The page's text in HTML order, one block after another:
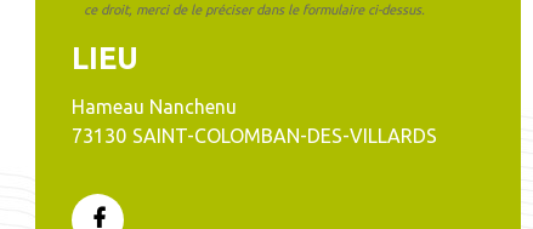
ce droit, merci de le préciser dans le formulaire ci-dessus.
LIEU
Hameau Nanchenu
73130 SAINT-COLOMBAN-DES-VILLARDS